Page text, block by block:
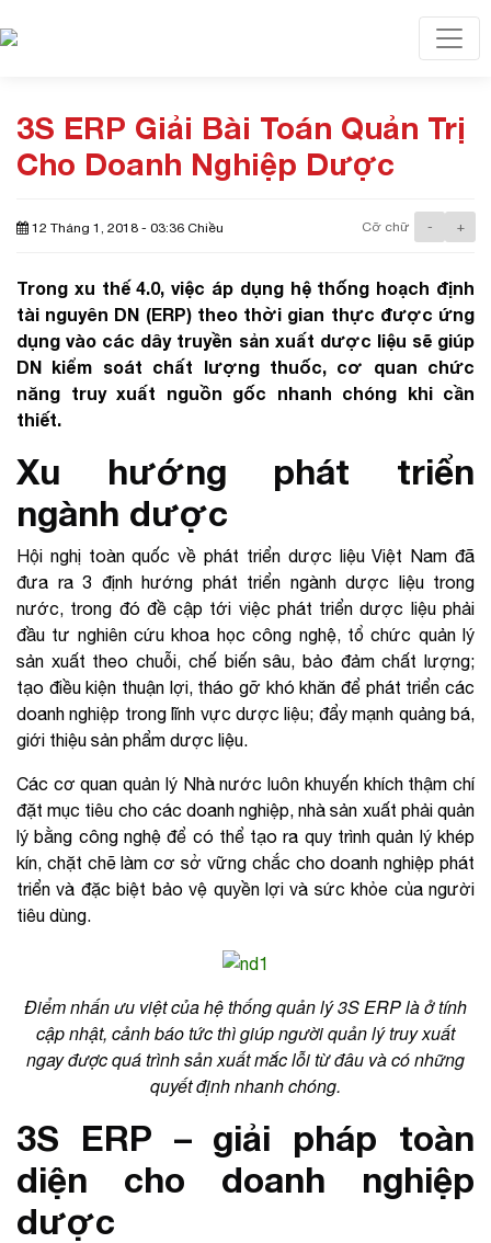
3S ERP Giải Bài Toán Quản Trị
Cho Doanh Nghiệp Dược
12 Tháng 1, 2018 - 03:36 Chiều Cỡ chữ - +
Trong xu thế 4.0, việc áp dụng hệ thống hoạch định
tài nguyên DN (ERP) theo thời gian thực được ứng
dụng vào các dây truyền sản xuất dược liệu sẽ giúp
DN kiểm soát chất lượng thuốc, cơ quan chức
năng truy xuất nguồn gốc nhanh chóng khi cần
thiết.
Xu hướng phát triển
ngành dược
Hội nghị toàn quốc về phát triển dược liệu Việt Nam đã
đưa ra 3 định hướng phát triển ngành dược liệu trong
nước, trong đó đề cập tới việc phát triển dược liệu phải
đầu tư nghiên cứu khoa học công nghệ, tổ chức quản lý
sản xuất theo chuỗi, chế biến sâu, bảo đảm chất lượng;
tạo điều kiện thuận lợi, tháo gỡ khó khăn để phát triển các
doanh nghiệp trong lĩnh vực dược liệu; đẩy mạnh quảng bá,
giới thiệu sản phẩm dược liệu.
Các cơ quan quản lý Nhà nước luôn khuyến khích thậm chí
đặt mục tiêu cho các doanh nghiệp, nhà sản xuất phải quản
lý bằng công nghệ để có thể tạo ra quy trình quản lý khép
kín, chặt chẽ làm cơ sở vững chắc cho doanh nghiệp phát
triển và đặc biệt bảo vệ quyền lợi và sức khỏe của người
tiêu dùng.
Điểm nhấn ưu việt của hệ thống quản lý 3S ERP là ở tính
cập nhật, cảnh báo tức thì giúp người quản lý truy xuất
ngay được quá trình sản xuất mắc lỗi từ đâu và có những
quyết định nhanh chóng.
3S ERP – giải pháp toàn
diện cho doanh nghiệp
dược